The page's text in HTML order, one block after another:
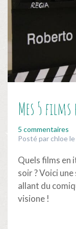
Mes 5
5 commentaires
Posté par chloe
Quels films en
soir ? Voici
allant du
visione !